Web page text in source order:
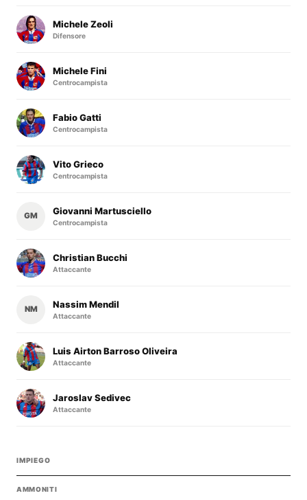
Michele Zeoli
Difensore
Michele Fini
Centrocampista
Fabio Gatti
Centrocampista
Vito Grieco
Centrocampista
GM Giovanni Martusciello
Centrocampista
Christian Bucchi
Attaccante
NM Nassim Mendil
Attaccante
Luis Airton Barroso Oliveira
Attaccante
Jaroslav Sedivec
Attaccante
IMPIEGO
AMMONITI